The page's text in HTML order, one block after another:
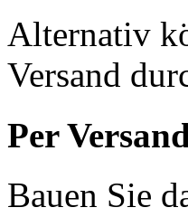
Alternativ
Versand
Per Versand
Bauen Sie